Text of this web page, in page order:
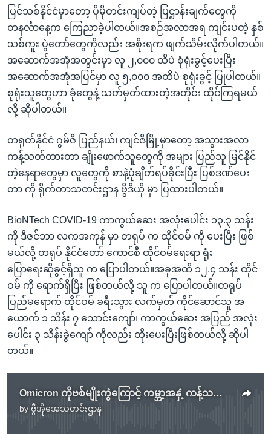
ပြင်သစ်နိုင်ငံမှာတော့ ပိုမိုတင်းကျပ်တဲ့ ပြဌာန်းချက်တွေကို
တနင်္လာနေ့က ကြေညာခဲ့ပါတယ်။အစဉ်အလာအရ ကျင်းပတဲ့ နှစ်
သစ်ကူး ပွဲတော်တွေကိုလည်း အစိုးရက ဖျက်သိမ်းလိုက်ပါတယ်။
အဆောက်အအုံအတွင်းမှာ လူ ၂,၀၀၀ ထိပဲ စုံရုံးခွင့်ပေးပြီး
အဆောက်အအုံအပြင်မှာ လူ ၅,၀၀၀ အထိပဲ စုရုံးခွင့် ပြုပါတယ်။
စုရုံးသူတွေဟာ ခုံတွေနဲ့ သတ်မှတ်ထားတဲ့အတိုင်း ထိုင်ကြရမယ်
လို့ ဆိုပါတယ်။
တရုတ်နိုင်ငံ ဂွမ်ဇီ ပြည်နယ်၊ ကျင်ဇီမြို့မှာတော့ အသွားအလာ
ကန့်သတ်ထားတာ ချိုးဖောက်သူတွေကို အများ ပြည်သူ မြင်နိုင်
တဲ့နေရာတွေမှာ လူတွေကို စာနဲ့ပုံချိတ်ရပ်ခိုင်းပြီး ပြစ်ဒဏ်ပေး
တာ ကို ရိုက်တာသတင်းဌာန ဗွီဒီယို မှာ ပြထားပါတယ်။
BioNTech COVID-19 ကာကွယ်ဆေး အလုံးပေါင်း ၁၃.၃ သန်း
ကို ဒီဇင်ဘာ လကအကုန် မှာ တရုပ် က ထိုင်ဝမ် ကို ပေးပြီး ဖြစ်
မယ်လို့ တရုပ် နိုင်ငံတော် ကောင်စီ ထိုင်ဝမ်ရေးရာ ရုံး
ပြောရေးဆိုခွင့်ရှိသူ က ပြောပါတယ်။အခုအထိ ၁၂.၄ သန်း ထိုင်
ဝမ် ကို ရောက်ရှိပြီး ဖြစ်တယ်လို့ သူ က ပြောပါတယ်။တရုပ်
ပြည်မရောက် ထိုင်ဝမ် ခရီးသွား လက်မှတ် ကိုင်ဆောင်သူ အ
ယောက် ၁ သိန်း ၇ သောင်းကျော်၊ ကာကွယ်ဆေး အပြည် အလုံး
ပေါင်း ၃ သိန်းခွဲကျော် ကိုလည်း ထိုးပေးပြီးဖြစ်တယ်လို့ ဆိုပါ
တယ်။
Omicron ကိုဗစ်မျိုးကွဲကြောင့် ကမ္ဘာ့အနှံ့ ကန့်သတ်မှုတိုး
by ဗွီအိုအေသတင်းဌာန
No media source currently available